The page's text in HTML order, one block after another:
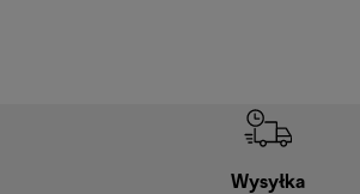
Wysyłka